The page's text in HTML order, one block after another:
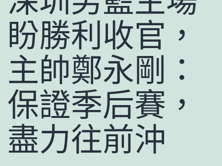
盼勝利收官，
主帥鄭永剛：
保證季后賽，
盡力往前沖